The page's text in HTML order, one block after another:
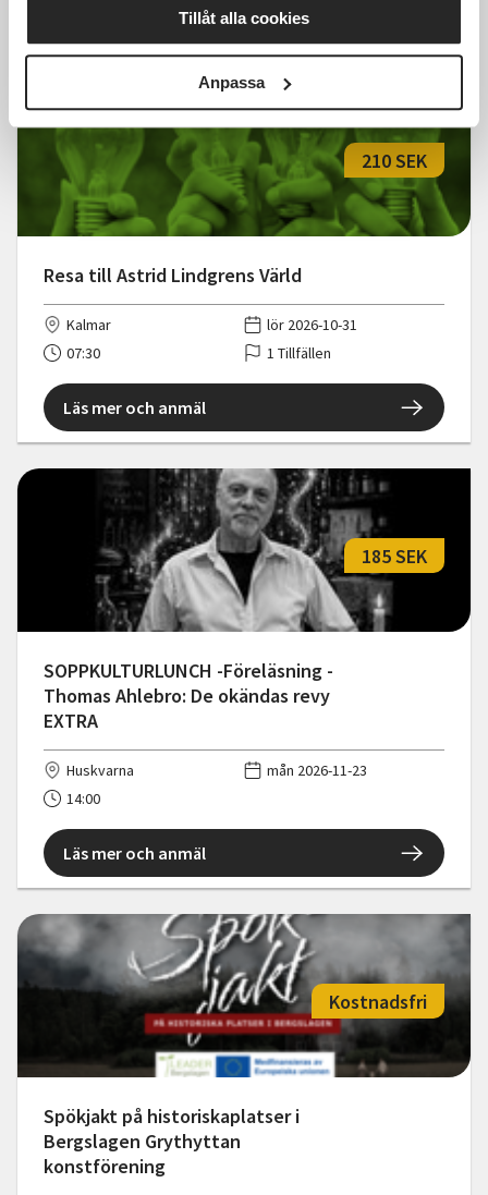
Tillåt alla cookies
Anpassa
Läs mer och anmäl
Resa till Astrid Lindgrens Värld
210 SEK
Kalmar
lör 2026-10-31
07:30
1 Tillfällen
Läs mer och anmäl
SOPPKULTURLUNCH -Föreläsning -
Thomas Ahlebro: De okändas revy
EXTRA
185 SEK
Huskvarna
mån 2026-11-23
14:00
Läs mer och anmäl
Spökjakt på historiskaplatser i
Bergslagen Grythyttan
konstförening
Kostnadsfri